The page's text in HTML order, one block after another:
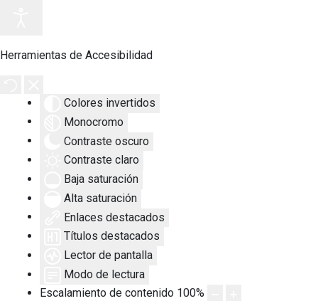
Herramientas de Accesibilidad
Colores invertidos
Monocromo
Contraste oscuro
Contraste claro
Baja saturación
Alta saturación
Enlaces destacados
Títulos destacados
Lector de pantalla
Modo de lectura
Escalamiento de contenido 100%